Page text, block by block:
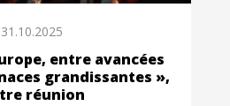
31.10.2025
entre avancées
grandissantes »,
réunion